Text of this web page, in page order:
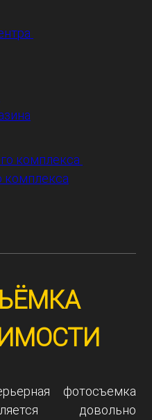
комплекса
фотосъемка
довольно